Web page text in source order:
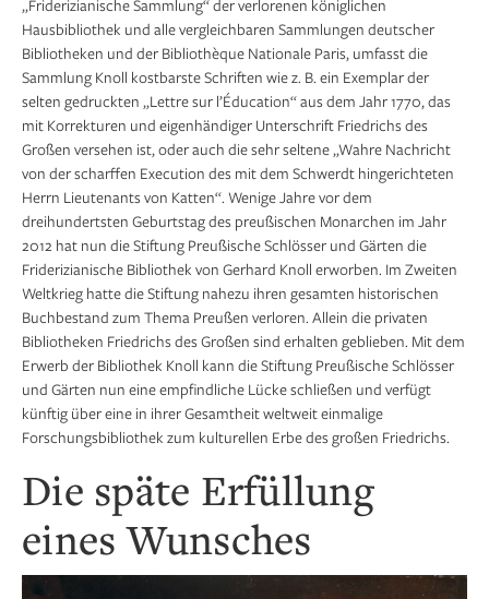
„Friderizianische Sammlung“ der verlorenen königlichen
Hausbibliothek und alle vergleichbaren Sammlungen deutscher
Bibliotheken und der Bibliothèque Nationale Paris, umfasst die
Sammlung Knoll kostbarste Schriften wie z. B. ein Exemplar der
selten gedruckten „Lettre sur l’Éducation“ aus dem Jahr 1770, das
mit Korrekturen und eigenhändiger Unterschrift Friedrichs des
Großen versehen ist, oder auch die sehr seltene „Wahre Nachricht
von der scharffen Execution des mit dem Schwerdt hingerichteten
Herrn Lieutenants von Katten“. Wenige Jahre vor dem
dreihundertsten Geburtstag des preußischen Monarchen im Jahr
2012 hat nun die Stiftung Preußische Schlösser und Gärten die
Friderizianische Bibliothek von Gerhard Knoll erworben. Im Zweiten
Weltkrieg hatte die Stiftung nahezu ihren gesamten historischen
Buchbestand zum Thema Preußen verloren. Allein die privaten
Bibliotheken Friedrichs des Großen sind erhalten geblieben. Mit dem
Erwerb der Bibliothek Knoll kann die Stiftung Preußische Schlösser
und Gärten nun eine empfindliche Lücke schließen und verfügt
künftig über eine in ihrer Gesamtheit weltweit einmalige
Forschungsbibliothek zum kulturellen Erbe des großen Friedrichs.
Die späte Erfüllung
eines Wunsches